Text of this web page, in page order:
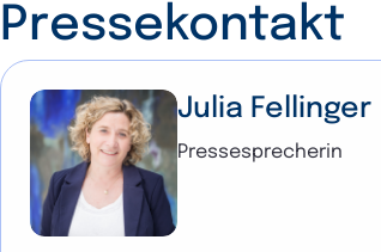
Pressekontakt
Julia Fellinger
Pressesprecherin